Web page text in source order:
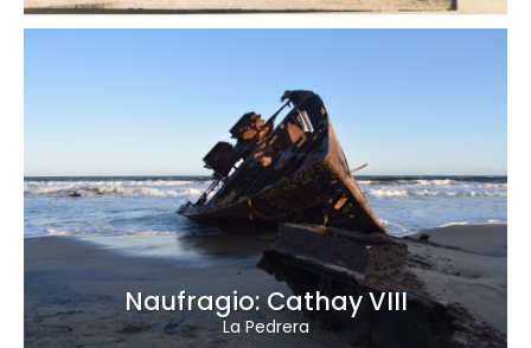
Naufragio: Cathay VIII
La Pedrera